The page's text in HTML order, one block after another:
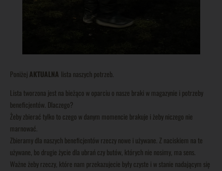
Poniżej AKTUALNA lista naszych potrzeb.
Lista tworzona jest na bieżąco w oparciu o nasze braki w magazynie i potrzeby
beneficjentów. Dlaczego?
Żeby zbierać tylko to czego w danym momencie brakuje i żeby niczego nie
marnować.
Zbieramy dla naszych beneficjentów rzeczy nowe i używane. Z naciskiem na te
używane, bo drugie życie dla ubrań czy butów, których nie nosimy, ma sens.
Ważne żeby rzeczy, które nam przekazujecie były czyste i w stanie nadającym się